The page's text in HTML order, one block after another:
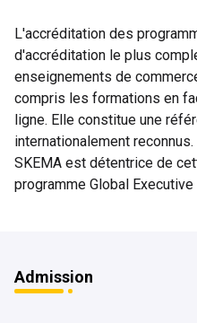
L'accréditation des
d'accréditation le plus
enseignements de
compris les formations en
ligne. Elle constitue une
internationalement reconnus.
SKEMA est détentrice de
programme Global Executive
Admission